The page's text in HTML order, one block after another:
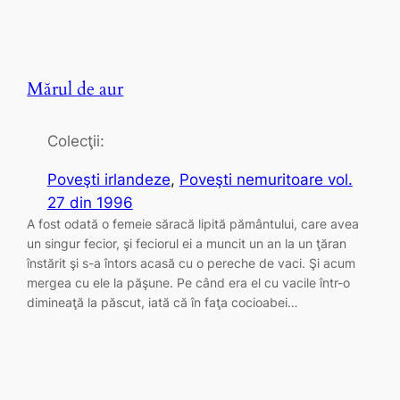
Mărul de aur
Colecţii:
Poveşti irlandeze, Poveşti nemuritoare vol.
27 din 1996
A fost odată o femeie săracă lipită pământului, care avea
un singur fecior, şi feciorul ei a muncit un an la un ţăran
înstărit şi s-a întors acasă cu o pereche de vaci. Şi acum
mergea cu ele la păşune. Pe când era el cu vacile într-o
dimineaţă la păscut, iată că în faţa cocioabei…